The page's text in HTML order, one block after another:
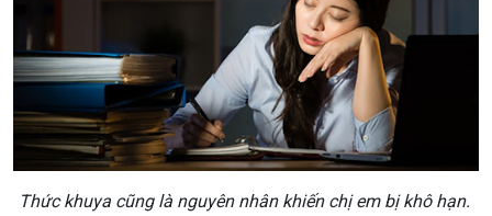
Thức khuya cũng là nguyên nhân khiến chị em bị khô hạn.